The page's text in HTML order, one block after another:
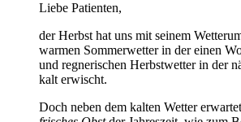
Liebe Patienten,
der Herbst hat uns mit seinem
warmen Sommerwetter in der einen
und regnerischen Herbstwetter in der
kalt erwischt.
Doch neben dem kalten Wetter